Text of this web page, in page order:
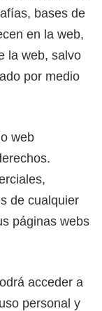
bases de
en la web,
la web, salvo
por medio
web
de cualquier
páginas webs
acceder a
personal y